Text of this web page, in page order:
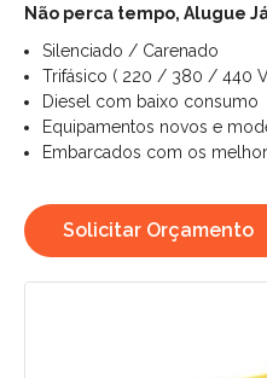
Não perca tempo, Alugue
Silenciado / Carenado
Trifásico ( 220 / 380 / 440
Diesel com baixo consumo
Equipamentos novos e
Embarcados com os
Solicitar Orçamento